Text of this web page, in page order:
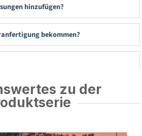
hinzufügen?
bekommen?
zu der